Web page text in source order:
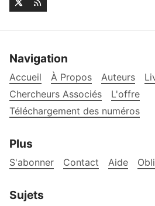
Navigation
Accueil À Propos Auteurs
Chercheurs Associés
L'offre
Téléchargement des numéros
Plus
S'abonner Contact Aide
Sujets